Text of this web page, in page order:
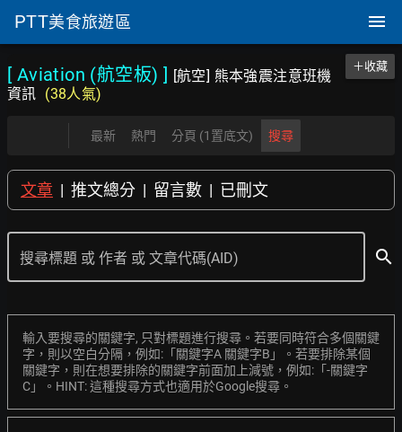
PTT美食旅遊區
[ Aviation (航空板) ]
[航空] 熊本強震注意班機
資訊 (38人氣)
＋收藏
最新 熱門 分頁 (1置底文) 搜尋
文章 | 推文總分 | 留言數 | 已刪文
搜尋標題 或 作者 或 文章代碼(AID) search
輸入要搜尋的關鍵字, 只對標題進行搜尋。若要同時符合多個關鍵
字，則以空白分隔，例如:「關鍵字A 關鍵字B」。若要排除某個
關鍵字，則在想要排除的關鍵字前面加上減號，例如:「-關鍵字
C」。HINT: 這種搜尋方式也適用於Google搜尋。